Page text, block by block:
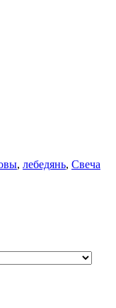
, лебедянь, Свеча